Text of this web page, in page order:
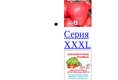
Серия
XXXL